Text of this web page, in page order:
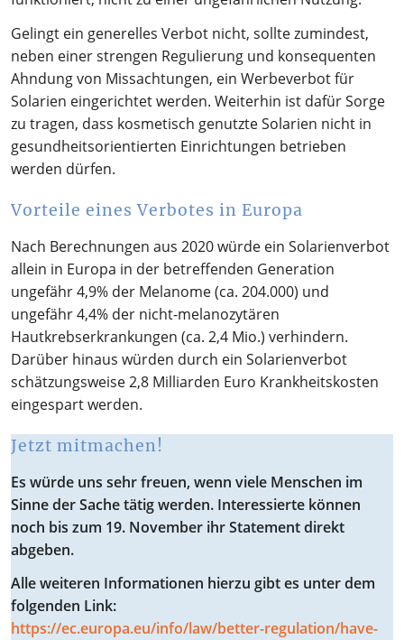
Gelingt ein generelles Verbot nicht, sollte zumindest,
neben einer strengen Regulierung und konsequenten
Ahndung von Missachtungen, ein Werbeverbot für
Solarien eingerichtet werden. Weiterhin ist dafür Sorge
zu tragen, dass kosmetisch genutzte Solarien nicht in
gesundheitsorientierten Einrichtungen betrieben
werden dürfen.
Vorteile eines Verbotes in Europa
Nach Berechnungen aus 2020 würde ein Solarienverbot
allein in Europa in der betreffenden Generation
ungefähr 4,9% der Melanome (ca. 204.000) und
ungefähr 4,4% der nicht-melanozytären
Hautkrebserkrankungen (ca. 2,4 Mio.) verhindern.
Darüber hinaus würden durch ein Solarienverbot
schätzungsweise 2,8 Milliarden Euro Krankheitskosten
eingespart werden.
Jetzt mitmachen!
Es würde uns sehr freuen, wenn viele Menschen im
Sinne der Sache tätig werden. Interessierte können
noch bis zum 19. November ihr Statement direkt
abgeben.
Alle weiteren Informationen hierzu gibt es unter dem
folgenden Link:
https://ec.europa.eu/info/law/better-regulation/have-